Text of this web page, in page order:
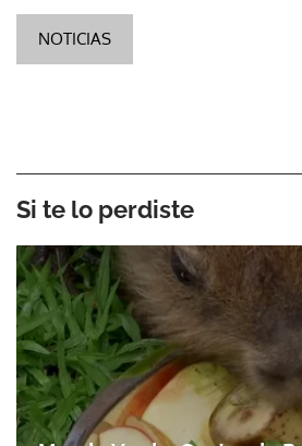
NOTICIAS
Si te lo perdiste